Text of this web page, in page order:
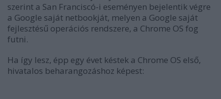
szerint a San Franciscó-i eseményen bejelentik végre
a Google saját netbookját, melyen a Google saját
fejlesztésű operációs rendszere, a Chrome OS fog
futni.
Ha így lesz, épp egy évet késtek a Chrome OS első,
hivatalos beharangozáshoz képest: